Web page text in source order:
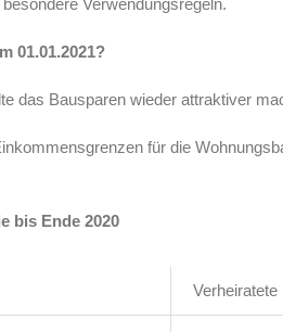
Verwendungsregeln.
01.01.2021?
das Bausparen wieder attraktiver
für die
bis Ende 2020
Verheiratete